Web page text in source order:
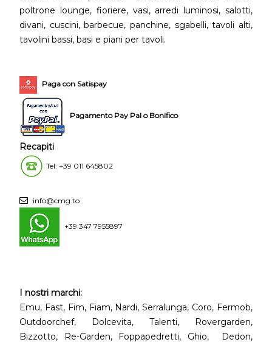
poltrone lounge, fioriere, vasi, arredi luminosi, salotti,
divani, cuscini, barbecue, panchine, sgabelli, tavoli alti,
tavolini bassi, basi e piani per tavoli.
Paga con Satispay
Pagamento Pay Pal o Bonifico
Recapiti
Tel: +39 011 645802
info@cmg.to
+39 347 7955897
I nostri marchi:
Emu, Fast, Fim, Fiam, Nardi, Serralunga, Coro, Fermob,
Outdoorchef, Dolcevita, Talenti, Rovergarden,
Bizzotto, Re-Garden, Foppapedretti, Ghio, Dedon,